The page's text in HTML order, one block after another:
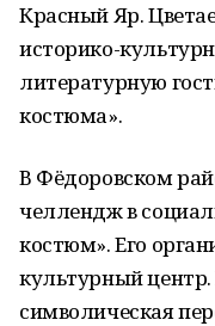
Красный Яр.
историко-
литературную
костюма».
В Фёдоровском
челлендж в
костюм». Его
культурный
символическая